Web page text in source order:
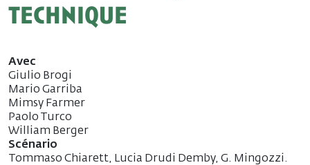
technique
Avec
Giulio Brogi
Mario Garriba
Mimsy Farmer
Paolo Turco
William Berger
Scénario
Tommaso Chiarett, Lucia Drudi Demby, G. Mingozzi.